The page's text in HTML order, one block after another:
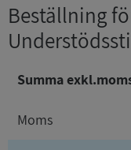
Beställning
Summa
Moms